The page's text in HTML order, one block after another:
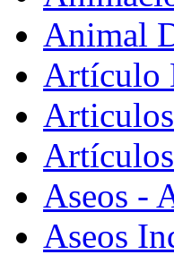
Animal
Artículo
Aseos -
Aseos